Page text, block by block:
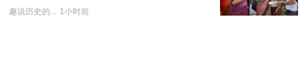
趣说历史的... 1小时前